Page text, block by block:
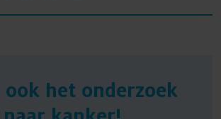
ook het onderzoek